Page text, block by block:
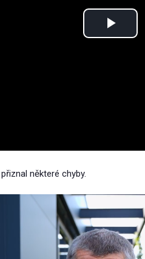
Play
některé chyby.